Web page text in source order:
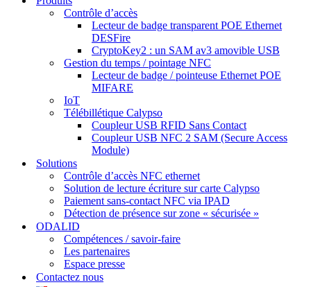
Contrôle d’accès
Lecteur de badge transparent POE Ethernet
DESFire
CryptoKey2 : un SAM av3 amovible USB
Gestion du temps / pointage NFC
Lecteur de badge / pointeuse Ethernet POE
MIFARE
IoT
Télébillétique Calypso
Coupleur USB RFID Sans Contact
Coupleur USB NFC 2 SAM (Secure Access
Module)
Solutions
Contrôle d’accès NFC ethernet
Solution de lecture écriture sur carte Calypso
Paiement sans-contact NFC via IPAD
Détection de présence sur zone « sécurisée »
ODALID
Compétences / savoir-faire
Les partenaires
Espace presse
Contactez nous